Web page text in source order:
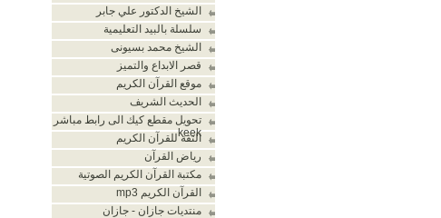
الشيخ الدكتور علي جابر
سلسلة بالبيد التعليمية
الشيخ محمد بسيونى
قصر الابداع والتميز
موقع القرآن الكريم
الحديث الشريف
تحويل مقطع كيك الى رابط مباشر
keek
الثقة للقرآن الكريم
رياض القرآن
مكتبة القرآن الكريم الصوتية
القرآن الكريم mp3
منتديات جازان - جازان